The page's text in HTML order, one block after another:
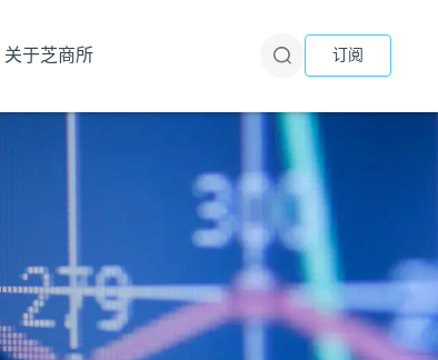
关于芝商所 订阅